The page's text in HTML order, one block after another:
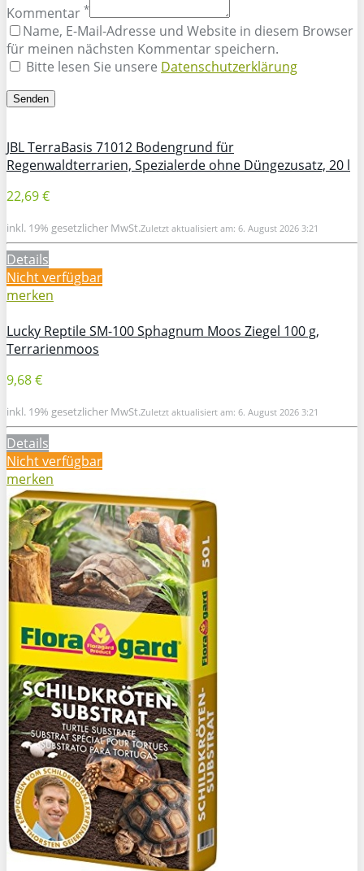
Kommentar *
Name, E-Mail-Adresse und Website in diesem Browser
für meinen nächsten Kommentar speichern.
Bitte lesen Sie unsere Datenschutzerklärung
JBL TerraBasis 71012 Bodengrund für
Regenwaldterrarien, Spezialerde ohne Düngezusatz, 20 l
22,69 €
inkl. 19% gesetzlicher MwSt.Zuletzt aktualisiert am: 6. August 2026 3:21
Details
Nicht verfügbar
merken
Lucky Reptile SM-100 Sphagnum Moos Ziegel 100 g,
Terrarienmoos
9,68 €
inkl. 19% gesetzlicher MwSt.Zuletzt aktualisiert am: 6. August 2026 3:21
Details
Nicht verfügbar
merken